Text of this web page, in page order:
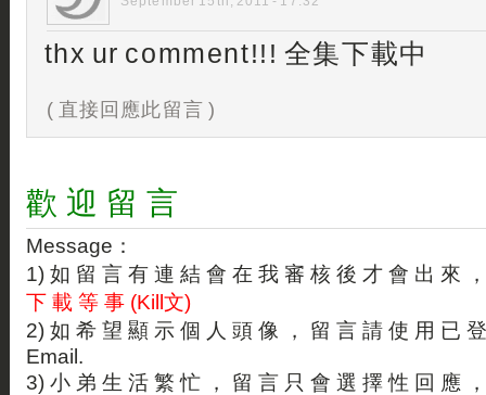
thx ur comment!!! 全集下載中
( 直接回應此留言 )
歡 迎 留 言
Message：
1) 如 留 言 有 連 結 會 在 我 審 核 後 才 會 出 來
下 載 等 事 (Kill文)
2) 如 希 望 顯 示 個 人 頭 像 ， 留 言 請 使 用 已
Email.
3) 小 弟 生 活 繁 忙 ， 留 言 只 會 選 擇 性 回 應